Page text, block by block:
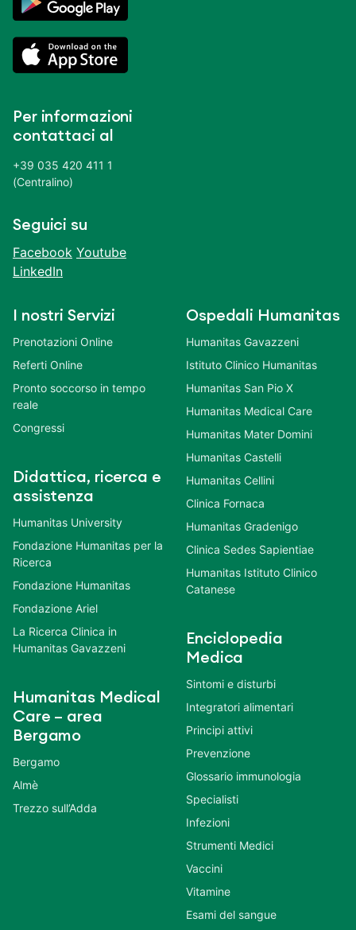
Per informazioni
contattaci al
+39 035 420 411 1
(Centralino)
Seguici su
Facebook Youtube
LinkedIn
I nostri Servizi
Prenotazioni Online
Referti Online
Pronto soccorso in tempo
reale
Congressi
Didattica, ricerca e
assistenza
Humanitas University
Fondazione Humanitas per la
Ricerca
Fondazione Humanitas
Fondazione Ariel
La Ricerca Clinica in
Humanitas Gavazzeni
Humanitas Medical
Care – area
Bergamo
Bergamo
Almè
Trezzo sull’Adda
Ospedali Humanitas
Humanitas Gavazzeni
Istituto Clinico Humanitas
Humanitas San Pio X
Humanitas Medical Care
Humanitas Mater Domini
Humanitas Castelli
Humanitas Cellini
Clinica Fornaca
Humanitas Gradenigo
Clinica Sedes Sapientiae
Humanitas Istituto Clinico
Catanese
Enciclopedia
Medica
Sintomi e disturbi
Integratori alimentari
Principi attivi
Prevenzione
Glossario immunologia
Specialisti
Infezioni
Strumenti Medici
Vaccini
Vitamine
Esami del sangue